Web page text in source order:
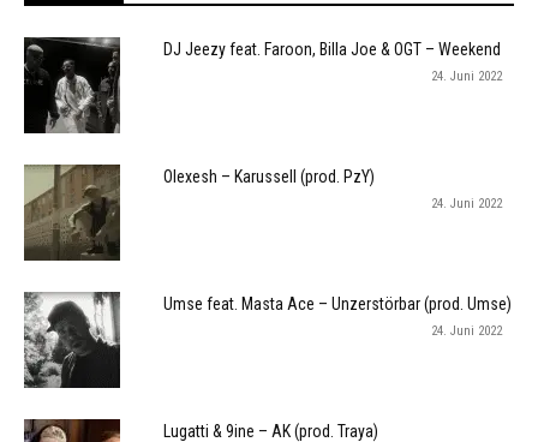
DJ Jeezy feat. Faroon, Billa Joe & OGT – Weekend
24. Juni 2022
Olexesh – Karussell (prod. PzY)
24. Juni 2022
Umse feat. Masta Ace – Unzerstörbar (prod. Umse)
24. Juni 2022
Lugatti & 9ine – AK (prod. Traya)